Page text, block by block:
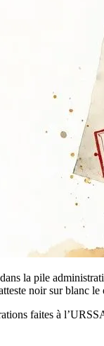
la pile
noir sur blanc le
faites à